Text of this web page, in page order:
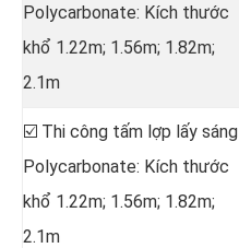
Polycarbonate: Kích thước
khổ 1.22m; 1.56m; 1.82m;
2.1m
☑️ Thi công tấm lợp lấy sáng
Polycarbonate: Kích thước
khổ 1.22m; 1.56m; 1.82m;
2.1m